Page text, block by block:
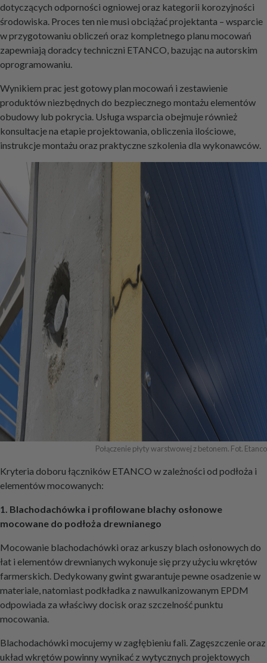
dotyczących odporności ogniowej oraz kategorii korozyjności
środowiska. Proces ten nie musi obciążać projektanta – wsparcie
w przygotowaniu obliczeń oraz kompletnego planu mocowań
zapewniają doradcy techniczni ETANCO, bazując na autorskim
oprogramowaniu.
Wynikiem prac jest gotowy plan mocowań i zestawienie
produktów niezbędnych do bezpiecznego montażu elementów
obudowy lub pokrycia. Usługa wsparcia obejmuje również
konsultacje na etapie projektowania, obliczenia ilościowe,
instrukcje montażu oraz praktyczne szkolenia dla wykonawców.
Połączenie płyty warstwowej z betonem. Fot. Etanco
Kryteria doboru łączników ETANCO w zależności od podłoża i
elementów mocowanych:
1. Blachodachówka i profilowane blachy osłonowe
mocowane do podłoża drewnianego
Mocowanie blachodachówki oraz arkuszy blach osłonowych do
łat i elementów drewnianych wykonuje się przy użyciu wkrętów
farmerskich. Dedykowany gwint gwarantuje pewne osadzenie w
materiale, natomiast podkładka z nawulkanizowanym EPDM
odpowiada za właściwy docisk oraz szczelność punktu
mocowania.
Blachodachówki mocujemy w zagłębieniu fali. Zagęszczenie oraz
układ wkrętów powinny wynikać z wytycznych projektowych